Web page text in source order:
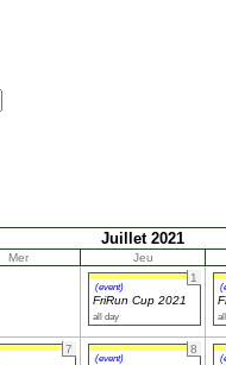
Juillet 2021
Mer
Jeu
1
(event)
FriRun Cup 2021
all day
7 8
(event)